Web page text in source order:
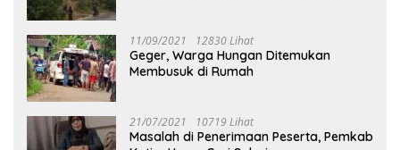
11/09/2021 12830 Lihat
Geger, Warga Hungan Ditemukan
Membusuk di Rumah
21/07/2021 10719 Lihat
Masalah di Penerimaan Peserta, Pemkab